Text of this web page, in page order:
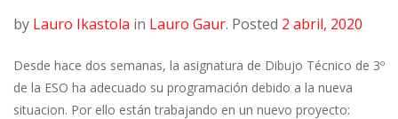
by Lauro Ikastola in Lauro Gaur. Posted 2 abril, 2020
Desde hace dos semanas, la asignatura de Dibujo Técnico de 3º
de la ESO ha adecuado su programación debido a la nueva
situacion. Por ello están trabajando en un nuevo proyecto: